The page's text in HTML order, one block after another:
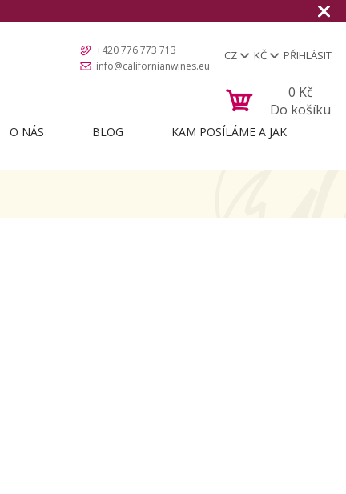
+420 776 773 713
info@californianwines.eu
CZ KČ PŘIHLÁSIT
0 Kč
Do košíku
O NÁS BLOG
KAM POSÍLÁME A JAK